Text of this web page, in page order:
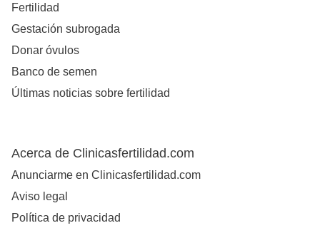
Fertilidad
Gestación subrogada
Donar óvulos
Banco de semen
Últimas noticias sobre fertilidad
Acerca de Clinicasfertilidad.com
Anunciarme en Clinicasfertilidad.com
Aviso legal
Política de privacidad